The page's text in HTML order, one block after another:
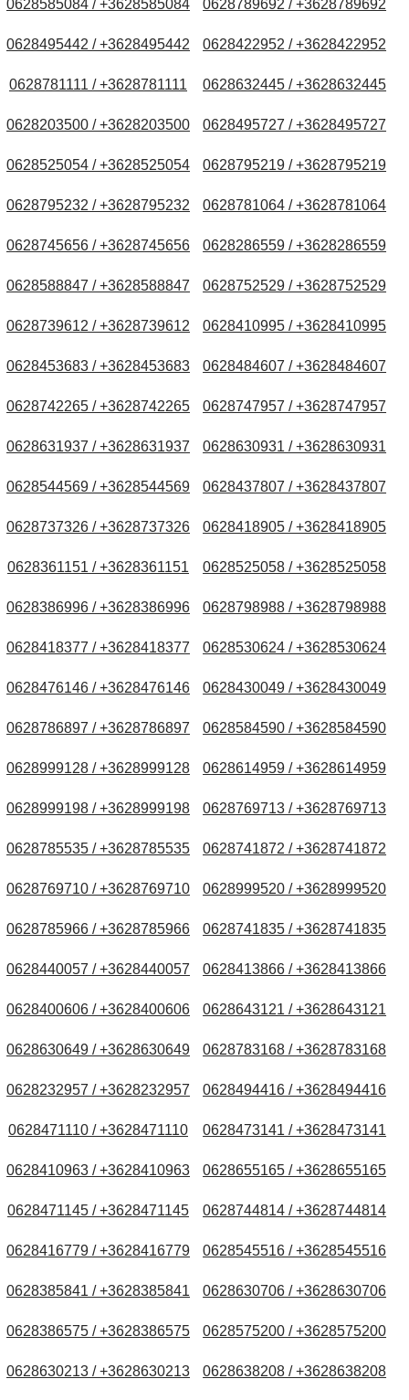
0628585084 / +3628585084 0628789692 / +3628789692
0628495442 / +3628495442 0628422952 / +3628422952
0628781111 / +3628781111 0628632445 / +3628632445
0628203500 / +3628203500 0628495727 / +3628495727
0628525054 / +3628525054 0628795219 / +3628795219
0628795232 / +3628795232 0628781064 / +3628781064
0628745656 / +3628745656 0628286559 / +3628286559
0628588847 / +3628588847 0628752529 / +3628752529
0628739612 / +3628739612 0628410995 / +3628410995
0628453683 / +3628453683 0628484607 / +3628484607
0628742265 / +3628742265 0628747957 / +3628747957
0628631937 / +3628631937 0628630931 / +3628630931
0628544569 / +3628544569 0628437807 / +3628437807
0628737326 / +3628737326 0628418905 / +3628418905
0628361151 / +3628361151 0628525058 / +3628525058
0628386996 / +3628386996 0628798988 / +3628798988
0628418377 / +3628418377 0628530624 / +3628530624
0628476146 / +3628476146 0628430049 / +3628430049
0628786897 / +3628786897 0628584590 / +3628584590
0628999128 / +3628999128 0628614959 / +3628614959
0628999198 / +3628999198 0628769713 / +3628769713
0628785535 / +3628785535 0628741872 / +3628741872
0628769710 / +3628769710 0628999520 / +3628999520
0628785966 / +3628785966 0628741835 / +3628741835
0628440057 / +3628440057 0628413866 / +3628413866
0628400606 / +3628400606 0628643121 / +3628643121
0628630649 / +3628630649 0628783168 / +3628783168
0628232957 / +3628232957 0628494416 / +3628494416
0628471110 / +3628471110 0628473141 / +3628473141
0628410963 / +3628410963 0628655165 / +3628655165
0628471145 / +3628471145 0628744814 / +3628744814
0628416779 / +3628416779 0628545516 / +3628545516
0628385841 / +3628385841 0628630706 / +3628630706
0628386575 / +3628386575 0628575200 / +3628575200
0628630213 / +3628630213 0628638208 / +3628638208